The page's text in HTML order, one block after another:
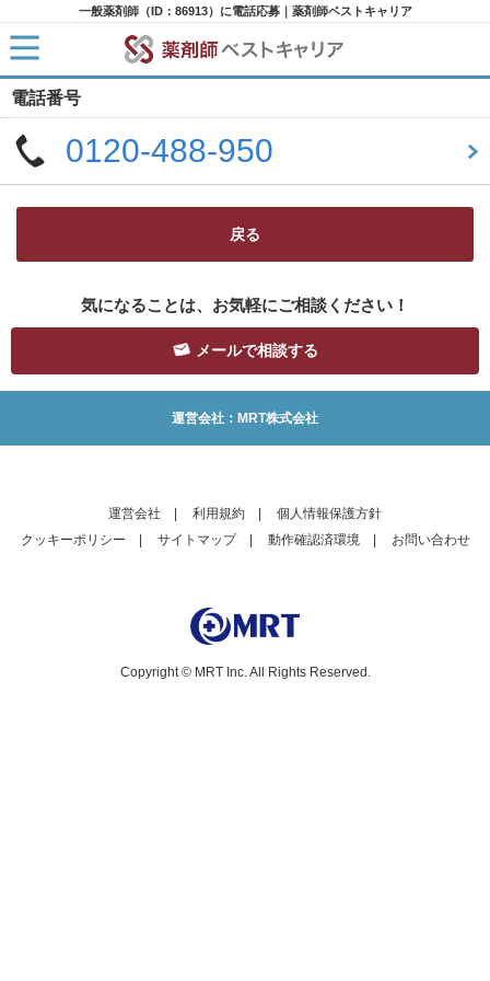
一般薬剤師（ID：86913）に電話応募｜薬剤師ベストキャリア
電話番号
0120-488-950
戻る
気になることは、お気軽にご相談ください！
メールで相談する
運営会社：MRT株式会社
運営会社 利用規約
個人情報保護方針
クッキーポリシー
サイトマップ| 動作確認済環境| お問い合わせ
Copyright © MRT Inc. All Rights Reserved.
HOME
求人検索
新着求人
求人ランキング
キャリアアドバイザー紹介
コラム